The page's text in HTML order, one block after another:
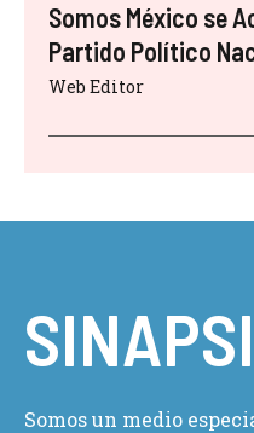
Somos México se
Partido Político
Web Editor
Somos un medio